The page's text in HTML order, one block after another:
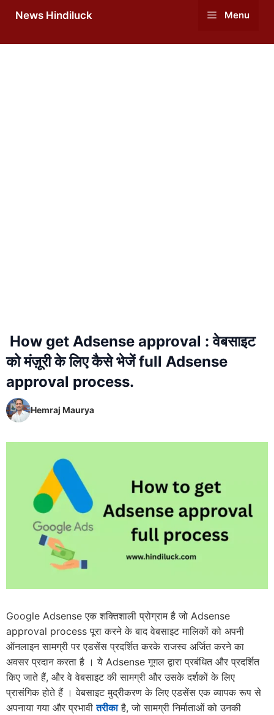
News Hindiluck Menu
How get Adsense approval : वेबसाइट
को मंज़ूरी के लिए कैसे भेजें full Adsense
approval process.
Hemraj Maurya
Google Adsense एक शक्तिशाली प्रोग्राम है जो Adsense
approval process पूरा करने के बाद वेबसाइट मालिकों को अपनी
ऑनलाइन सामग्री पर एडसेंस प्रदर्शित करके राजस्व अर्जित करने का
अवसर प्रदान करता है । ये Adsense गूगल द्वारा प्रबंधित और प्रदर्शित
किए जाते हैं, और वे वेबसाइट की सामग्री और उसके दर्शकों के लिए
प्रासंगिक होते हैं । वेबसाइट मुद्रीकरण के लिए एडसेंस एक व्यापक रूप से
अपनाया गया और प्रभावीतरीकाहै, जो सामग्री निर्माताओं को उनकी